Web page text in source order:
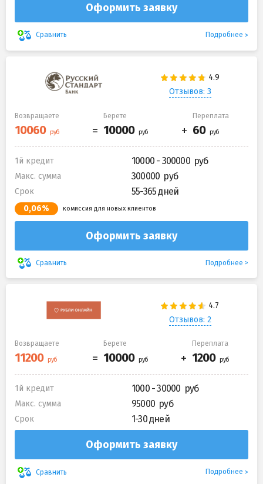
Оформить заявку
Сравнить Подробнее
Отзывов: 3
Возвращаете Берете Переплата
1й кредит 10000 - 300000
Макс. сумма 300000
Срок 55-365 дней
0,06% комиссия для новых клиентов
Оформить заявку
Сравнить Подробнее
Отзывов: 2
Возвращаете Берете Переплата
1й кредит 1000 - 30000
Макс. сумма 95000
Срок 1-30 дней
Оформить заявку
Сравнить Подробнее